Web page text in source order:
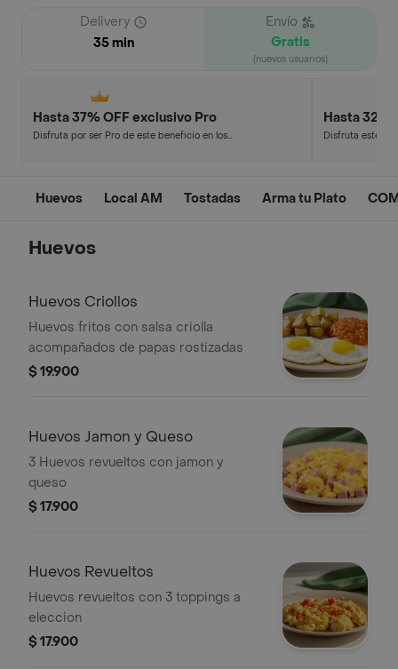
Delivery
35 min
Envío
Gratis
(nuevos usuarios)
Hasta 37% OFF exclusivo Pro
Disfruta por ser Pro de este beneficio en los
Hasta 32%
Disfruta este
Huevos Local AM Tostadas Arma tu Plato
Huevos
Huevos Criollos
Huevos fritos con salsa criolla
acompañados de papas rostizadas
$ 19.900
Huevos Jamon y Queso
3 Huevos revueltos con jamon y
queso
$ 17.900
Huevos Revueltos
Huevos revueltos con 3 toppings a
eleccion
$ 17.900